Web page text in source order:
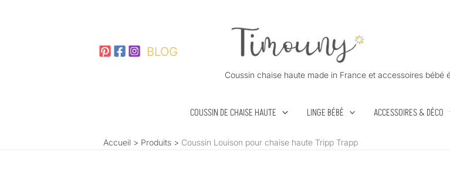
BLOG
Coussin chaise haute made in France et accessoires bébé
COUSSIN DE CHAISE HAUTE LINGE BÉBÉ ACCESSOIRES & DÉCO
Accueil Produits Coussin Louison pour chaise haute Tripp Trapp